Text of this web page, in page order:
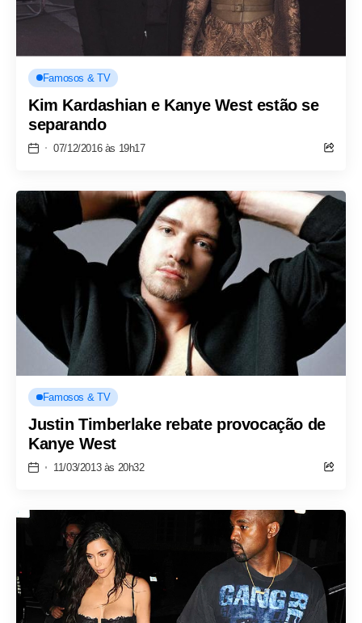
Famosos & TV
Kim Kardashian e Kanye West estão se
separando
07/12/2016 às 19h17
Famosos & TV
Justin Timberlake rebate provocação de
Kanye West
11/03/2013 às 20h32